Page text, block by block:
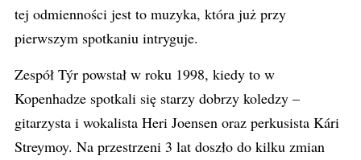
tej odmienności jest to muzyka, która już przy
pierwszym spotkaniu intryguje.
Zespół Týr powstał w roku 1998, kiedy to w
Kopenhadze spotkali się starzy dobrzy koledzy –
gitarzysta i wokalista Heri Joensen oraz perkusista Kári
Streymoy. Na przestrzeni 3 lat doszło do kilku zmian